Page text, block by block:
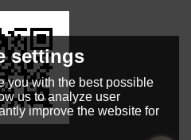
settings
you with the best possible
us to analyze user
improve the website for